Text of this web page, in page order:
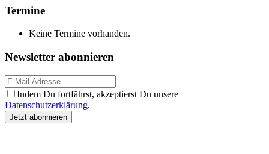
Termine
Keine Termine vorhanden.
Newsletter abonnieren
Indem Du fortfährst, akzeptierst Du unsere
Datenschutzerklärung.